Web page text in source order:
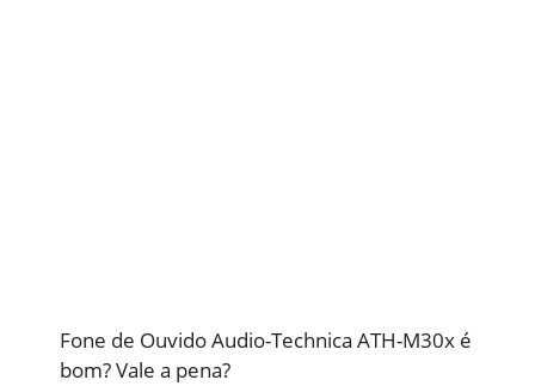
Fone de Ouvido Audio-Technica ATH-M30x é
bom? Vale a pena?